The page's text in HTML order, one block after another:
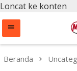
Loncat ke konten
Beranda